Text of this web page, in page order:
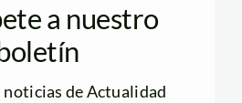
a nuestro
noticias de Actualidad